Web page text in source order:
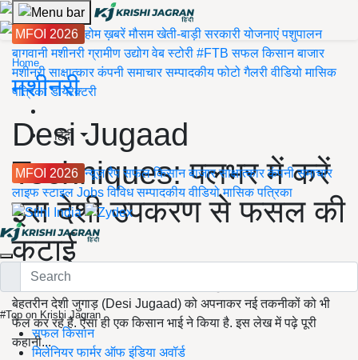
MFOI 2026 होम ख़बरें मौसम खेती-बाड़ी सरकारी योजनाएंपशुपालन
बागवानी मशीनरीग्रामीण उद्योग वेब स्टोरी #FTB सफल किसान बाजार
मशीनरीसाक्षात्कार कंपनी समाचार सम्पादकीय फोटो गैलरी वीडियो मासिक
पत्रिकाडायरेक्टरी
हिंदी
MFOI 2026 न्यूज़ रैप सफल किसान बाजार साक्षात्कार कंपनी समाचार
लाइफ स्टाइल Jobs विविध सम्पादकीय वीडियो मासिक पत्रिका
#Top on Krishi Jagran
सफल किसान
मिलेनियर फार्मर ऑफ इंडिया अवॉर्ड
Home
मशीनरी
Desi Jugaad
Techniques: पलभर में करें
इस देशी उपकरण से फसल की
कटाई
आज का समय नई-नई तकनीकों का है, लेकिन कुछ किसान अपने खेत में
बेहतरीन देशी जुगाड़ (Desi Jugaad) को अपनाकर नई तकनीकों को भी
फेल कर रहे हैं. ऐसा ही एक किसान भाई ने किया है. इस लेख में पढ़े पूरी
कहानी...